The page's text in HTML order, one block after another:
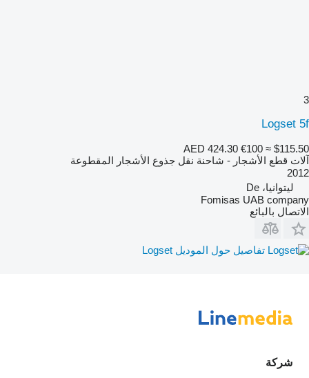
3
Logset 5f
AED 424.30 €100 ≈ $115.50
آلات قطع الأشجار - شاحنة نقل جذوع الأشجار المقطوعة
2012
ليتوانيا، De
Fomisas UAB company
الاتصال بالبائع
تفاصيل حول الموديل Logset
شركة